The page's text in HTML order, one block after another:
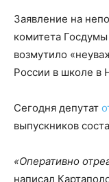
Заявление на
комитета
возмутило
России в школе в
Сегодня депутат
выпускников
«Оперативно
написал